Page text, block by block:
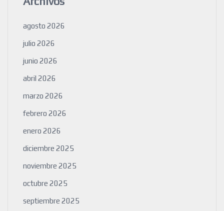
agosto 2026
julio 2026
junio 2026
abril 2026
marzo 2026
febrero 2026
enero 2026
diciembre 2025
noviembre 2025
octubre 2025
septiembre 2025